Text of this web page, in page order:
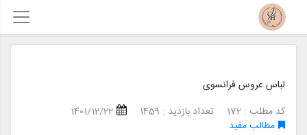
لباس عروس فرانسوی
کد مطلب : 172
تعداد بازدید : 1459
1401/12/22
مطالب مفید